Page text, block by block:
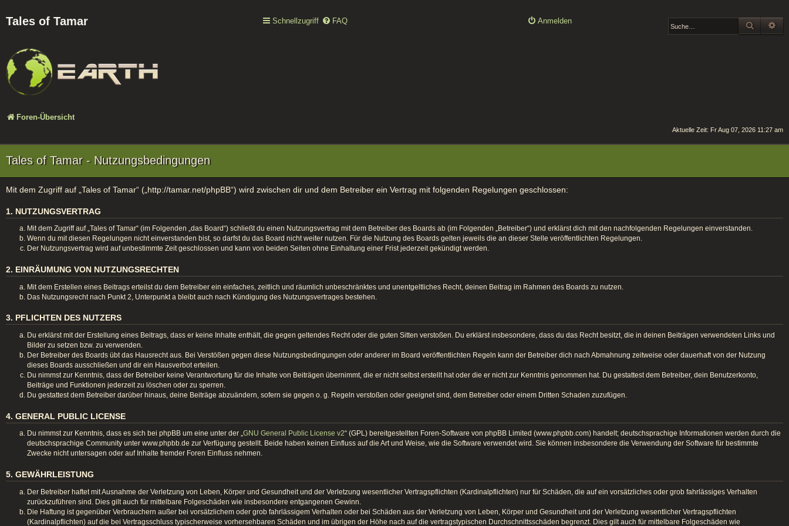
Tales of Tamar Schnellzugriff FAQ Anmelden SUCHE
Foren-Übersicht
Aktuelle Zeit: Fr Aug 07, 2026 11:27 am
Tales of Tamar - Nutzungsbedingungen
Mit dem Zugriff auf „Tales of Tamar“ („http://tamar.net/phpBB“) wird zwischen dir und dem Betreiber ein Vertrag mit folgenden Regelungen geschlossen:
1. NUTZUNGSVERTRAG
Mit dem Zugriff auf „Tales of Tamar“ (im Folgenden „das Board“) schließt du einen Nutzungsvertrag mit dem Betreiber des Boards ab (im Folgenden „Betreiber“) und erklärst dich mit den nachfolgenden Regelungen einverstanden.
Wenn du mit diesen Regelungen nicht einverstanden bist, so darfst du das Board nicht weiter nutzen. Für die Nutzung des Boards gelten jeweils die an dieser Stelle veröffentlichten Regelungen.
Der Nutzungsvertrag wird auf unbestimmte Zeit geschlossen und kann von beiden Seiten ohne Einhaltung einer Frist jederzeit gekündigt werden.
2. EINRÄUMUNG VON NUTZUNGSRECHTEN
Mit dem Erstellen eines Beitrags erteilst du dem Betreiber ein einfaches, zeitlich und räumlich unbeschränktes und unentgeltliches Recht, deinen Beitrag im Rahmen des Boards zu nutzen.
Das Nutzungsrecht nach Punkt 2, Unterpunkt a bleibt auch nach Kündigung des Nutzungsvertrages bestehen.
3. PFLICHTEN DES NUTZERS
Du erklärst mit der Erstellung eines Beitrags, dass er keine Inhalte enthält, die gegen geltendes Recht oder die guten Sitten verstoßen. Du erklärst insbesondere, dass du das Recht besitzt, die in deinen Beiträgen verwendeten Links und
Bilder zu setzen bzw. zu verwenden.
Der Betreiber des Boards übt das Hausrecht aus. Bei Verstößen gegen diese Nutzungsbedingungen oder anderer im Board veröffentlichten Regeln kann der Betreiber dich nach Abmahnung zeitweise oder dauerhaft von der Nutzung
dieses Boards ausschließen und dir ein Hausverbot erteilen.
Du nimmst zur Kenntnis, dass der Betreiber keine Verantwortung für die Inhalte von Beiträgen übernimmt, die er nicht selbst erstellt hat oder die er nicht zur Kenntnis genommen hat. Du gestattest dem Betreiber, dein Benutzerkonto,
Beiträge und Funktionen jederzeit zu löschen oder zu sperren.
Du gestattest dem Betreiber darüber hinaus, deine Beiträge abzuändern, sofern sie gegen o. g. Regeln verstoßen oder geeignet sind, dem Betreiber oder einem Dritten Schaden zuzufügen.
4. GENERAL PUBLIC LICENSE
Du nimmst zur Kenntnis, dass es sich bei phpBB um eine unter der „GNU General Public License v2“ (GPL) bereitgestellten Foren-Software von phpBB Limited (www.phpbb.com) handelt; deutschsprachige Informationen werden durch die
deutschsprachige Community unter www.phpbb.de zur Verfügung gestellt. Beide haben keinen Einfluss auf die Art und Weise, wie die Software verwendet wird. Sie können insbesondere die Verwendung der Software für bestimmte
Zwecke nicht untersagen oder auf Inhalte fremder Foren Einfluss nehmen.
5. GEWÄHRLEISTUNG
Der Betreiber haftet mit Ausnahme der Verletzung von Leben, Körper und Gesundheit und der Verletzung wesentlicher Vertragspflichten (Kardinalpflichten) nur für Schäden, die auf ein vorsätzliches oder grob fahrlässiges Verhalten
zurückzuführen sind. Dies gilt auch für mittelbare Folgeschäden wie insbesondere entgangenen Gewinn.
Die Haftung ist gegenüber Verbrauchern außer bei vorsätzlichem oder grob fahrlässigem Verhalten oder bei Schäden aus der Verletzung von Leben, Körper und Gesundheit und der Verletzung wesentlicher Vertragspflichten
(Kardinalpflichten) auf die bei Vertragsschluss typischerweise vorhersehbaren Schäden und im übrigen der Höhe nach auf die vertragstypischen Durchschnittsschäden begrenzt. Dies gilt auch für mittelbare Folgeschäden wie